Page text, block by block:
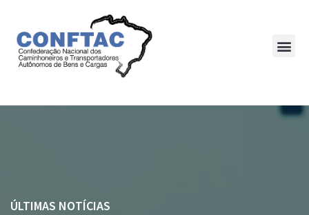
ÚLTIMAS NOTÍCIAS